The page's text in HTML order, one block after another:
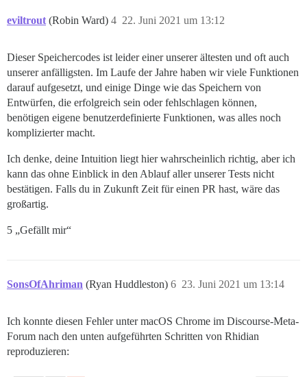
eviltrout (Robin Ward) 22. Juni 2021 um 13:12
4
Dieser Speichercodes ist leider einer unserer ältesten und oft auch
unserer anfälligsten. Im Laufe der Jahre haben wir viele Funktionen
darauf aufgesetzt, und einige Dinge wie das Speichern von
Entwürfen, die erfolgreich sein oder fehlschlagen können,
benötigen eigene benutzerdefinierte Funktionen, was alles noch
komplizierter macht.
Ich denke, deine Intuition liegt hier wahrscheinlich richtig, aber ich
kann das ohne Einblick in den Ablauf aller unserer Tests nicht
bestätigen. Falls du in Zukunft Zeit für einen PR hast, wäre das
großartig.
5 „Gefällt mir“
SonsOfAhriman (Ryan Huddleston) 23. Juni 2021 um 13:14
6
Ich konnte diesen Fehler unter macOS Chrome im Discourse-Meta-
Forum nach den unten aufgeführten Schritten von Rhidian
reproduzieren: